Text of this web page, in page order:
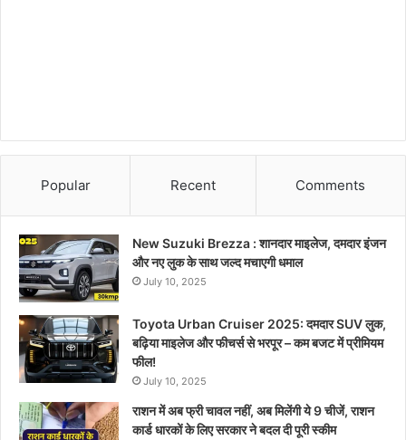
Popular Recent Comments
New Suzuki Brezza : शानदार माइलेज, दमदार इंजन
और नए लुक के साथ जल्द मचाएगी धमाल
July 10, 2025
Toyota Urban Cruiser 2025: दमदार SUV लुक,
बढ़िया माइलेज और फीचर्स से भरपूर – कम बजट में प्रीमियम
फील!
July 10, 2025
राशन में अब फ्री चावल नहीं, अब मिलेंगी ये 9 चीजें, राशन
कार्ड धारकों के लिए सरकार ने बदल दी पूरी स्कीम